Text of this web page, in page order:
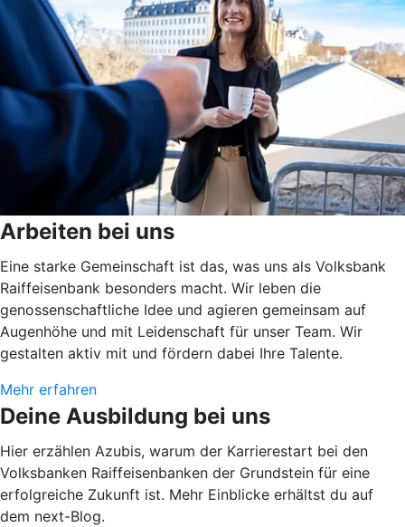
Arbeiten bei uns
Eine starke Gemeinschaft ist das, was uns als Volksbank
Raiffeisenbank besonders macht. Wir leben die
genossenschaftliche Idee und agieren gemeinsam auf
Augenhöhe und mit Leidenschaft für unser Team. Wir
gestalten aktiv mit und fördern dabei Ihre Talente.
Mehr erfahren
Deine Ausbildung bei uns
Hier erzählen Azubis, warum der Karrierestart bei den
Volksbanken Raiffeisenbanken der Grundstein für eine
erfolgreiche Zukunft ist. Mehr Einblicke erhältst du auf
dem next-Blog.